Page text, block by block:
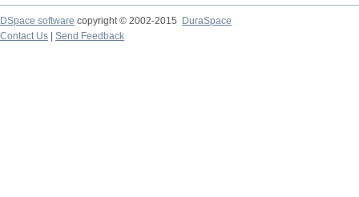
DSpace software copyright © 2002-2015
DuraSpace
Contact Us
Send Feedback